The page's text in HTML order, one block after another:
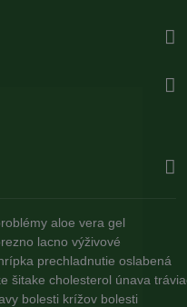
aloe vera gel
lacno výživové
prechladnutie oslabená
šitake cholesterol únava
bolesti krížov bolesti